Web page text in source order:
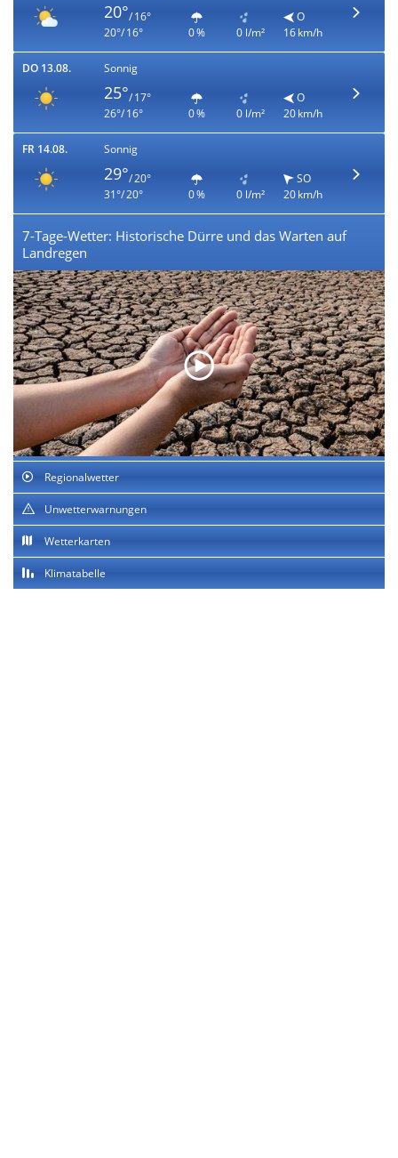
20°/ 16°
20°/ 16°
0 % 0 l/m²
O
16 km/h
DO 13.08. Sonnig
25°/ 17°
26°/ 16°
0 % 0 l/m²
O
20 km/h
FR 14.08. Sonnig
29°/ 20°
31°/ 20°
0 % 0 l/m²
SO
20 km/h
7-Tage-Wetter: Historische Dürre und das Warten auf
Landregen
Regionalwetter
Unwetterwarnungen
Wetterkarten
Klimatabelle